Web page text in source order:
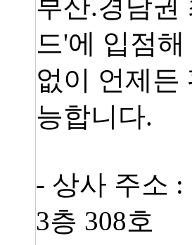
부산.경남권
드'에 입점
없이 언제든
능합니다.
- 상사 주소
3층 308호